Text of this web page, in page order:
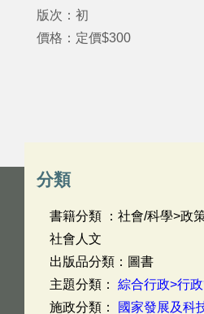
版次：初
價格：定價$300
分類
書籍分類 ：社會/科學>政
社會人文
出版品分類：圖書
主題分類： 綜合行政>行
施政分類：
國家發展及科